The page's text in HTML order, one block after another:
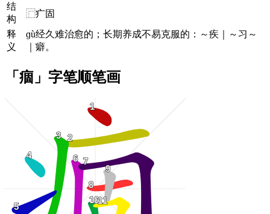
结
构
⿸疒固
释
义
ɡù经久难治愈的；长期养成不易克服的：～疾｜～习～
｜癖。
「痼」字笔顺笔画